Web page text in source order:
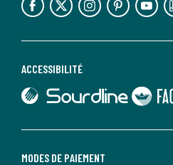
MODES DE PAIEMENT
ACCESSIBILITÉ
lien vers Sourdline
lien vers Faciliti